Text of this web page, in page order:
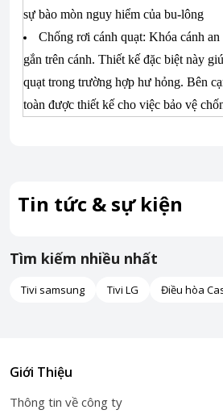
sự bào mòn nguy hiểm của bu-lông
Chống rơi cánh quạt: Khóa cánh
gắn trên cánh. Thiết kế đặc biệt này
quạt trong trường hợp hư hỏng. Bên
toàn được thiết kế cho việc bảo vệ
Tin tức & sự kiện
Tìm kiếm nhiều nhất
Tivi samsung Tivi LG Điều hòa
Giới Thiệu
Thông tin về công ty